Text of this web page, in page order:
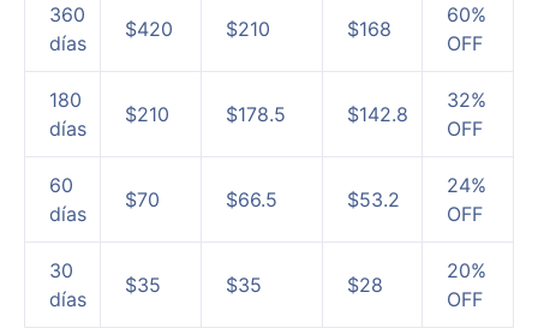
360
días
$420 $210 $168
60%
OFF
180
días
$210 $178.5 $142.8
32%
OFF
60
días
$70 $66.5 $53.2
24%
OFF
30
días
$35 $35 $28
20%
OFF